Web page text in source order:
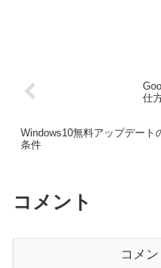
仕
Windows10無料アップデート
条件
コメント
コメ